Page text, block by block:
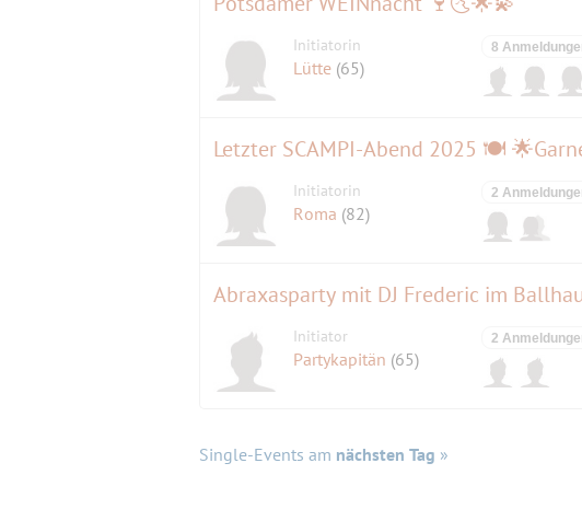
Initiatorin
Lütte (65)
8
Initiatorin
Roma (82)
2
Abraxasparty mit DJ Frederic im
Initiator
Partykapitän (65)
2
Single-Events am nächsten Tag »